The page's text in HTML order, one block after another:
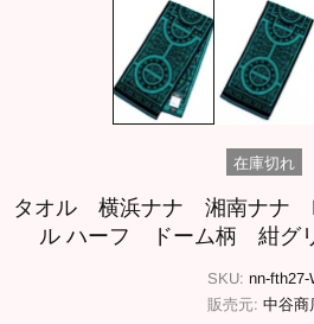
在庫切れ
タオル 横浜ナナ 湘南ナナ
ル ハーフ ドーム柄 紺グ
SKU: nn-fth27-
販売元: 中谷商